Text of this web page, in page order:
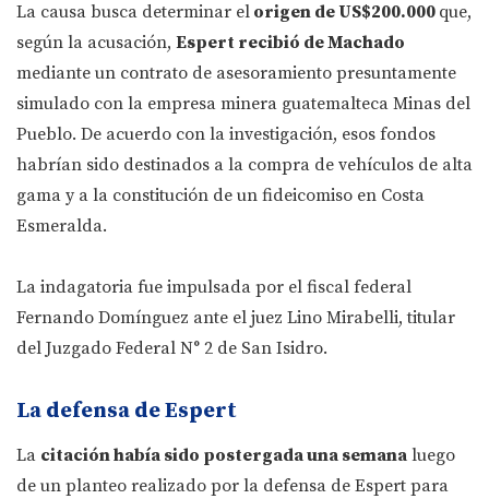
La causa busca determinar el origen de US$200.000 que,
según la acusación, Espert recibió de Machado
mediante un contrato de asesoramiento presuntamente
simulado con la empresa minera guatemalteca Minas del
Pueblo. De acuerdo con la investigación, esos fondos
habrían sido destinados a la compra de vehículos de alta
gama y a la constitución de un fideicomiso en Costa
Esmeralda.
La indagatoria fue impulsada por el fiscal federal
Fernando Domínguez ante el juez Lino Mirabelli, titular
del Juzgado Federal N° 2 de San Isidro.
La defensa de Espert
La citación había sido postergada una semana luego
de un planteo realizado por la defensa de Espert para